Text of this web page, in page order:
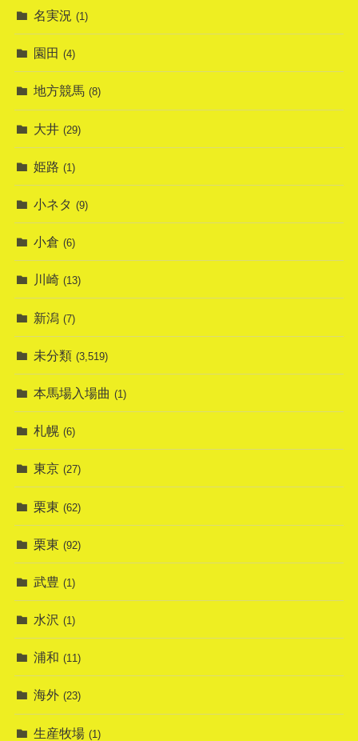
名実況 (1)
園田 (4)
地方競馬 (8)
大井 (29)
姫路 (1)
小ネタ (9)
小倉 (6)
川崎 (13)
新潟 (7)
未分類 (3,519)
本馬場入場曲 (1)
札幌 (6)
東京 (27)
栗東 (62)
栗東 (92)
武豊 (1)
水沢 (1)
浦和 (11)
海外 (23)
生産牧場 (1)